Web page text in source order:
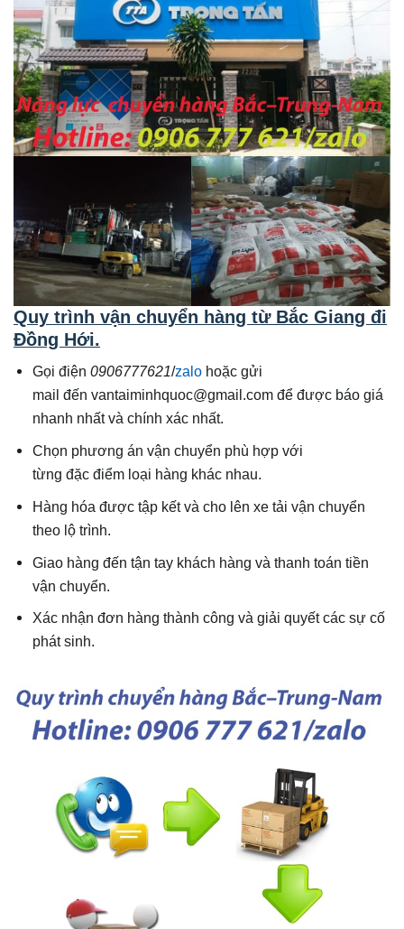
Quy trình vận chuyển hàng từ Bắc Giang đi
Đồng Hới.
Gọi điện0906777621/zalo hoặc gửi
mail đến vantaiminhquoc@gmail.com để được báo giá
nhanh nhất và chính xác nhất.
Chọn phương án vận chuyển phù hợp với
từng đặc điểm loại hàng khác nhau.
Hàng hóa được tập kết và cho lên xe tải vận chuyển
theo lộ trình.
Giao hàng đến tận tay khách hàng và thanh toán tiền
vận chuyển.
Xác nhận đơn hàng thành công và giải quyết các sự cố
phát sinh.